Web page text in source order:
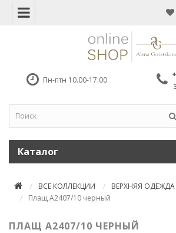
Пн-птн 10.00-17.00
Каталог
ВСЕ КОЛЛЕКЦИИ
ВЕРХНЯЯ ОДЕЖДА
Плащ А2407/10 черный
ПЛАЩ А2407/10 ЧЕРНЫЙ